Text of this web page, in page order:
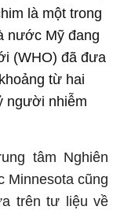
là một trong
nước Mỹ đang
(WHO) đã đưa
từ hai
người nhiễm
tâm Nghiên
Minnesota cũng
trên tư liệu về